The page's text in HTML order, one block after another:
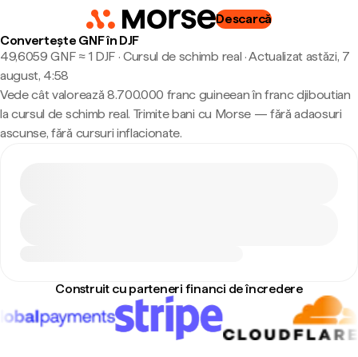
Descarcă
Convertește GNF în DJF
49,6059 GNF ≈ 1 DJF · Cursul de schimb real ·Actualizat astăzi, 7
august, 4:58
Vede cât valorează 8.700.000 franc guineean în franc djiboutian
la cursul de schimb real. Trimite bani cu Morse — fără adaosuri
ascunse, fără cursuri inflacionate.
Construit cu parteneri financi de încredere